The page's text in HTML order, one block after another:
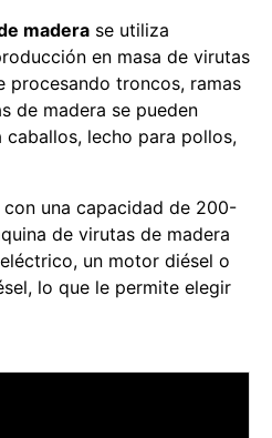
madera se utiliza
en masa de virutas
procesando troncos, ramas
de madera se pueden
lecho para pollos,
una capacidad de 200-
de virutas de madera
un motor diésel o
lo que le permite elegir